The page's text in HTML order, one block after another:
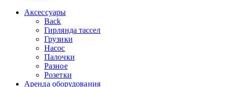
Аксессуары
Back
Гирлянда тассел
Грузики
Насос
Палочки
Разное
Розетки
Аренда оборудования